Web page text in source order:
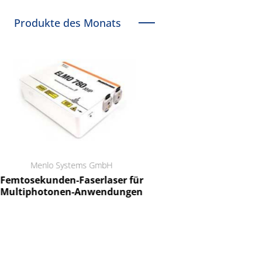
Produkte des Monats
Menlo Systems GmbH
Femtosekunden-Faserlaser für
Multiphotonen-Anwendungen